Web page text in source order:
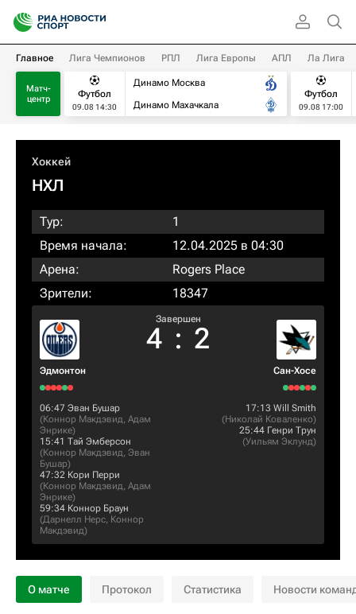
Главное Лига Чемпионов РПЛ Лига Европы АПЛ Ла Лига
Матч-
центр
Футбол
09.08 14:30
Динамо Москва
Динамо Махачкала
Футбол
09.08 17:00
Хоккей
НХЛ
Тур:
1
Время начала:
12.04.2025 в 04:30
Арена:
Rogers Place
Зрители:
18347
Эдмонтон
Завершен
4 : 2
Сан-Хосе
06:47 Эван Бушар
(Коннор Макдэвид, Адам
Энрике)
15:41 Тай Эмберсон
(Коннор Макдэвид, Эван
Бушар)
47:32 Кори Перри
(Коннор Макдэвид, Адам
Энрике)
59:34 Коннор Браун
(Дарнелл Нерс, Коннор
Макдэвид)
17:13 Will Smith
(Николай Коваленко)
25:44 Генри Трун
(Уильям Эклунд)
О матче Протокол Статистика Новости